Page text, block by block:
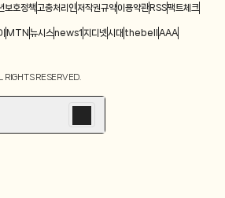
보호정책 고충처리인저작권규약이용약관 RSS팩트체크
MTN 뉴시스news1 지디넷시대 thebell AAA
린동, 청계한국빌딩)
724-0985
RIGHTS RESERVED.